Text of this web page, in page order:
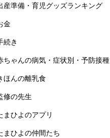
産準備・育児グッズランキング
金
続き
ちゃんの病気・症状別・予防接種
ほんの離乳食
修の先生
まひよのアプリ
まひよの仲間たち